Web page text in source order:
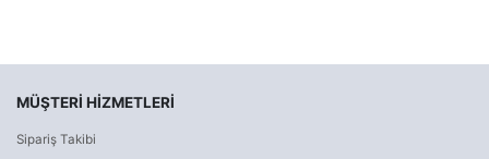
MÜŞTERI HIZMETLERI
Sipariş Takibi